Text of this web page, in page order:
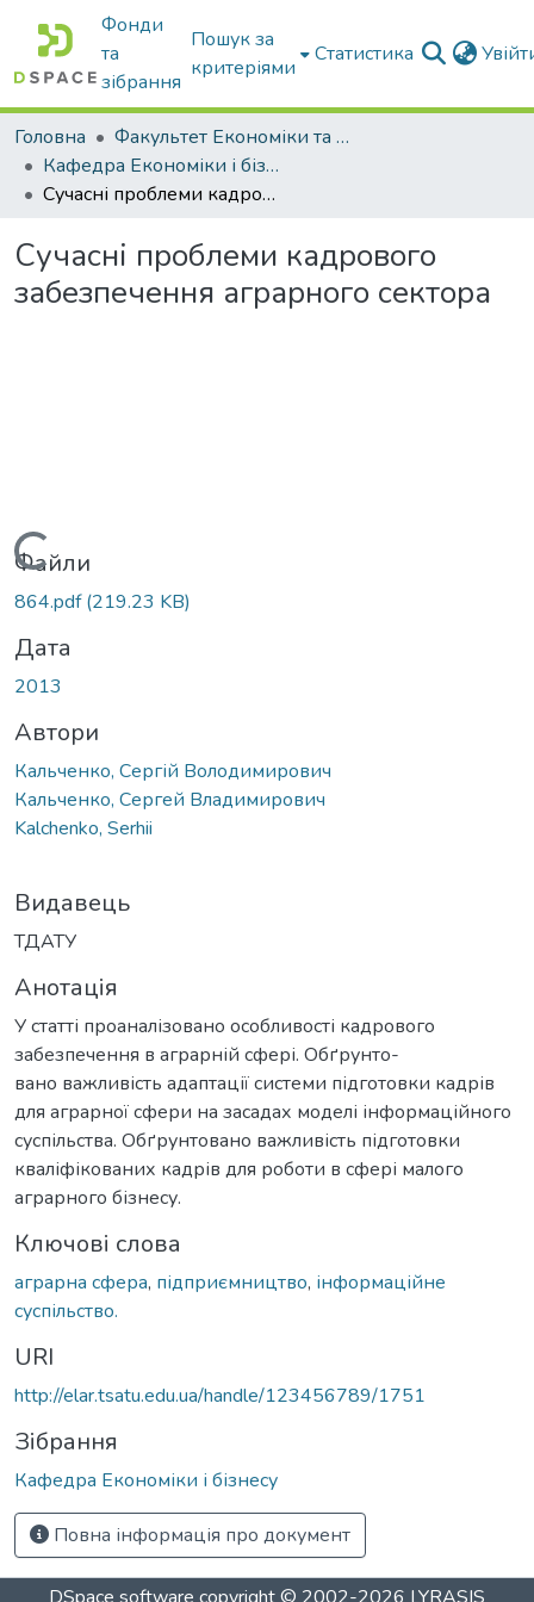
Фонди
та
зібрання
Пошук за
критеріями
Статистика
Головна
Факультет Економіки та бізнесу
Кафедра Економіки і бізнесу
Сучасні проблеми кадрового забезпечення аграрного сектора
Сучасні проблеми кадрового
забезпечення аграрного сектора
Вантажиться...
Файли
864.pdf(219.23 KB)
Дата
2013
Автори
Кальченко, Сергій Володимирович
Кальченко, Сергей Владимирович
Kalchenko, Serhii
Видавець
ТДАТУ
Анотація
У статті проаналізовано особливості кадрового
забезпечення в аграрній сфері. Обґрунто-
вано важливість адаптації системи підготовки кадрів
для аграрної сфери на засадах моделі інформаційного
суспільства. Обґрунтовано важливість підготовки
кваліфікованих кадрів для роботи в сфері малого
аграрного бізнесу.
Ключові слова
аграрна сфера, підприємництво, інформаційне
суспільство.
URI
http://elar.tsatu.edu.ua/handle/123456789/1751
Зібрання
Кафедра Економіки і бізнесу
Повна інформація про документ